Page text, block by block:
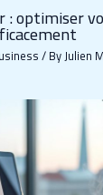
: optimiser
/ ByJulien